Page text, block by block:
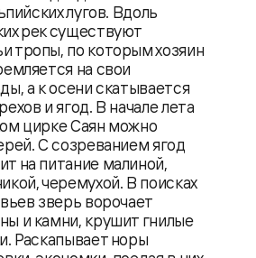
лугов. Вдоль
рек существуют
тропы, по которым хозяин
на свои
а к осени скатывается
и ягод. В начале лета
цирке Саян можно
С созреванием ягод
на питание малиной,
черемухой. В поисках
зверь ворочает
и камни, крушит гнилые
Раскапывает норы